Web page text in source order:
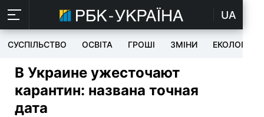
UA
СУСПІЛЬСТВО ОСВІТА ГРОШІ ЗМІНИ ЕКОЛОГІЯ
В Украине ужесточают
карантин: названа точная
дата